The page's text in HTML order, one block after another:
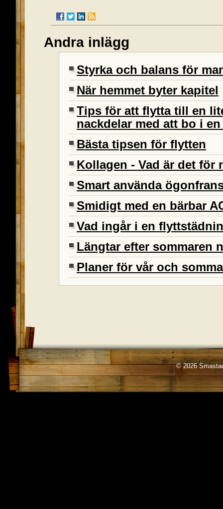
Andra inlägg
Styrka och balans för
När hemmet byter kapitel
Tips för att flytta till en
nackdelar med att bo i
Bästa tipsen för flytten
Kollagen - Vad är det för
Smart använda
Smidigt med en bärbar
Vad ingår i en
Längtar efter sommaren
Planer för vår och
© 2026